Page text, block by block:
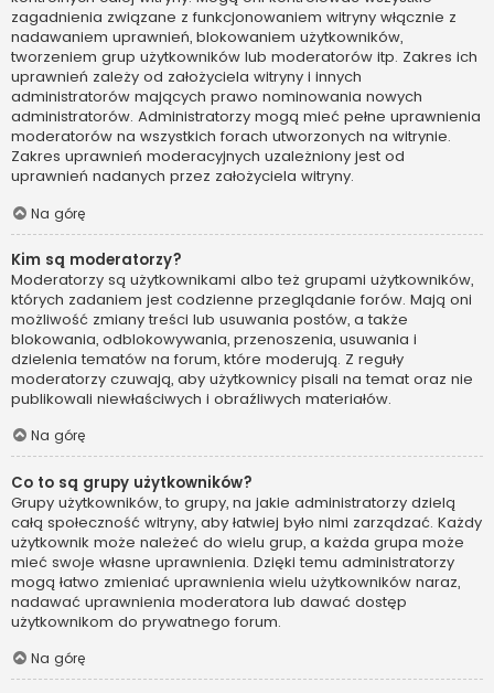
zagadnienia związane z funkcjonowaniem witryny włącznie z
nadawaniem uprawnień, blokowaniem użytkowników,
tworzeniem grup użytkowników lub moderatorów itp. Zakres ich
uprawnień zależy od założyciela witryny i innych
administratorów mających prawo nominowania nowych
administratorów. Administratorzy mogą mieć pełne uprawnienia
moderatorów na wszystkich forach utworzonych na witrynie.
Zakres uprawnień moderacyjnych uzależniony jest od
uprawnień nadanych przez założyciela witryny.
Na górę
Kim są moderatorzy?
Moderatorzy są użytkownikami albo też grupami użytkowników,
których zadaniem jest codzienne przeglądanie forów. Mają oni
możliwość zmiany treści lub usuwania postów, a także
blokowania, odblokowywania, przenoszenia, usuwania i
dzielenia tematów na forum, które moderują. Z reguły
moderatorzy czuwają, aby użytkownicy pisali na temat oraz nie
publikowali niewłaściwych i obraźliwych materiałów.
Na górę
Co to są grupy użytkowników?
Grupy użytkowników, to grupy, na jakie administratorzy dzielą
całą społeczność witryny, aby łatwiej było nimi zarządzać. Każdy
użytkownik może należeć do wielu grup, a każda grupa może
mieć swoje własne uprawnienia. Dzięki temu administratorzy
mogą łatwo zmieniać uprawnienia wielu użytkowników naraz,
nadawać uprawnienia moderatora lub dawać dostęp
użytkownikom do prywatnego forum.
Na górę